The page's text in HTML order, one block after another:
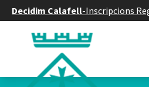
Decidim Calafell-Inscripcions